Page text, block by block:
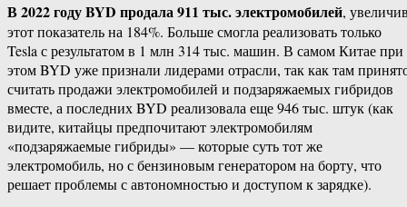
В 2022 году BYD продала 911 тыс. электромобилей,
этот показатель на 184%. Больше смогла реализовать только
Tesla с результатом в 1 млн 314 тыс. машин. В самом Китае при
этом BYD уже признали лидерами отрасли, так как там
считать продажи электромобилей и подзаряжаемых гибридов
вместе, а последних BYD реализовала еще 946 тыс. штук (как
видите, китайцы предпочитают электромобилям
«подзаряжаемые гибриды» — которые суть тот же
электромобиль, но с бензиновым генератором на борту, что
решает проблемы с автономностью и доступом к зарядке).